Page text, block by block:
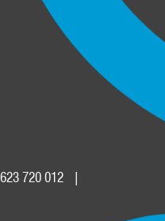
623 720 012 |